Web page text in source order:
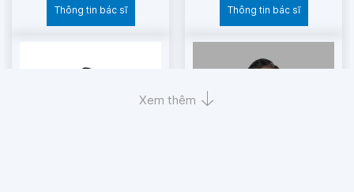
Thông tin bác sĩ Thông tin bác sĩ
Xem thêm